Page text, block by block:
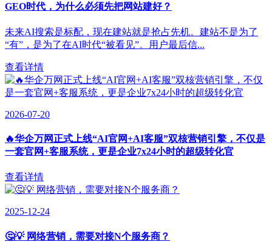
GEO时代，为什么必须先把网站建好？
未来AI搜索是标配，现在建站就是抢占先机。建站不是为了
“有”，是为了在AI时代“被看见”。用户最后信...
查看详情
2026-07-20
🔥华企万网正式上线“AI官网+AI客服”双核营销引擎，不仅是
一套官网+客服系统，更是企业7x24小时的超级转化官
查看详情
2025-12-24
🤔💡 网络营销，需要对接N个服务商？